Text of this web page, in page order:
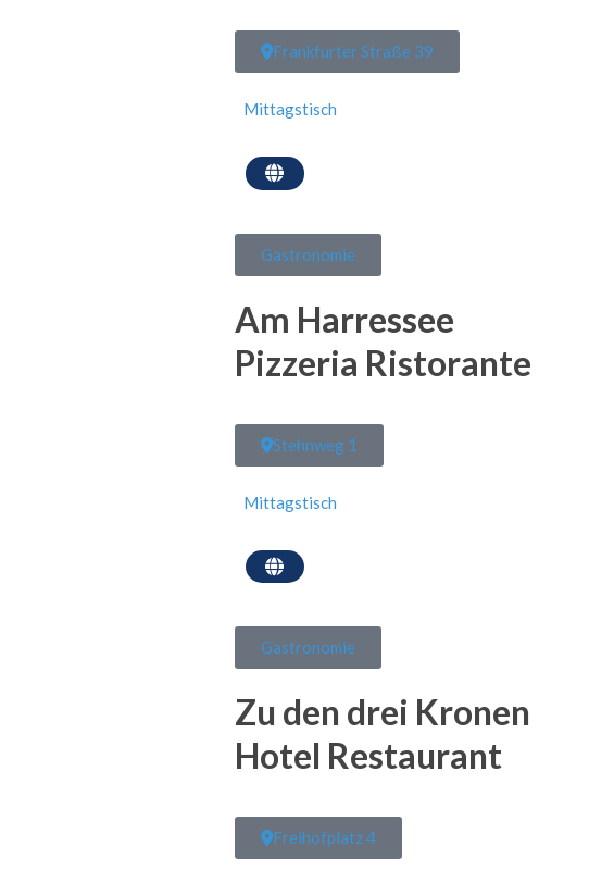
Frankfurter Straße 39
Mittagstisch
Gastronomie
Am Harressee
Pizzeria Ristorante
Stehnweg 1
Mittagstisch
Gastronomie
Zu den drei Kronen
Hotel Restaurant
Freihofplatz 4